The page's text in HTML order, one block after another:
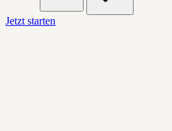
Jetzt starten